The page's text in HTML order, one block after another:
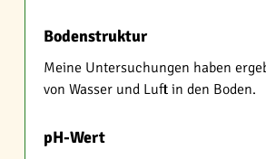
Bodenstruktur
Meine Untersuchungen haben
von Wasser und Luft in den Boden.
pH-Wert